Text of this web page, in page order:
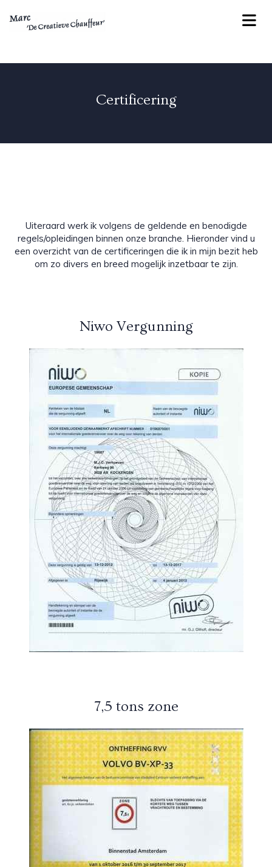
Certificering
Uiteraard werk ik volgens de geldende en benodigde
regels/opleidingen binnen onze branche. Hieronder vind u
een overzicht van de certificeringen die ik in mijn bezit heb
om zo divers en breed mogelijk inzetbaar te zijn.
Niwo Vergunning
7,5 tons zone